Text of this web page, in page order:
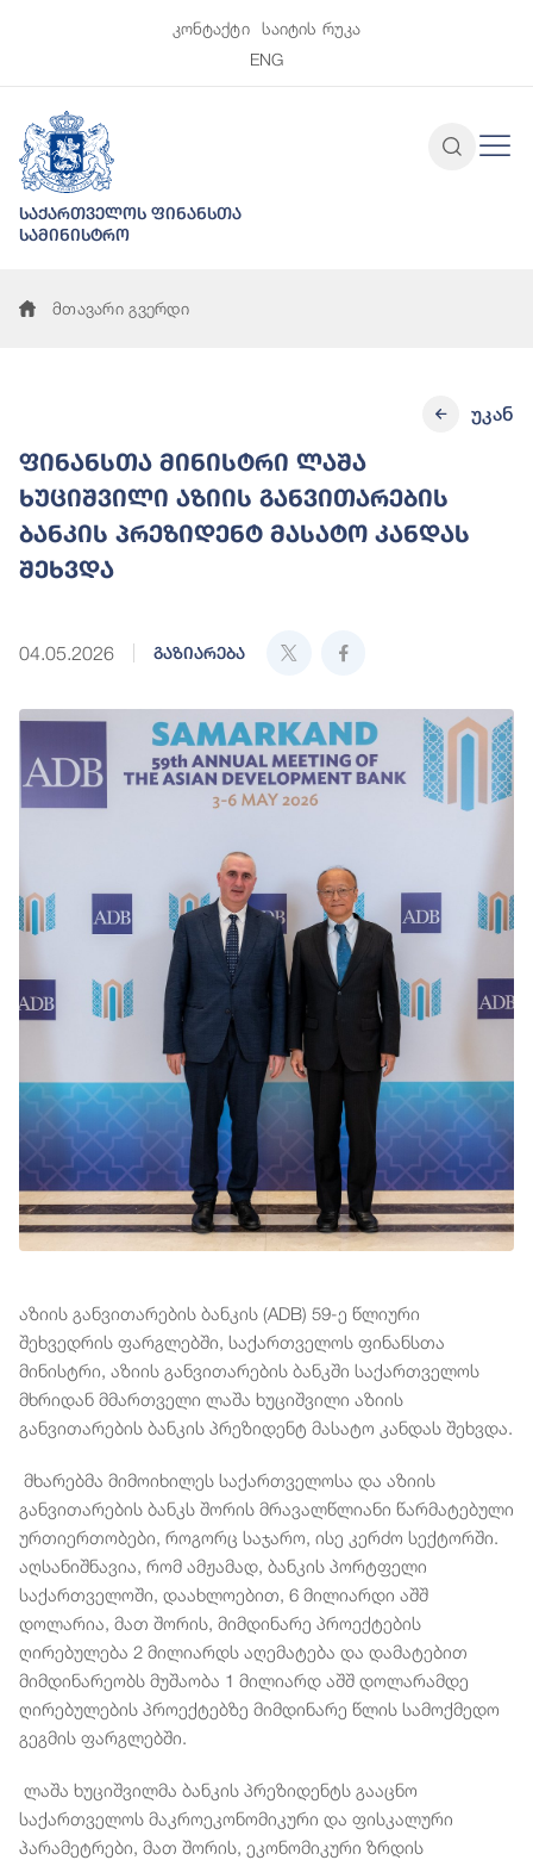
კონტაქტი
საიტის რუკა
ENG
საქართველოს ფინანსთა
სამინისტრო
მთავარი გვერდი
ფინანსთა მინისტრი ლაშა
ხუციშვილი აზიის განვითარების
ბანკის პრეზიდენტ მასატო კანდას
შეხვდა
04.05.2026 გაზიარება
უკან
აზიის განვითარების ბანკის (ADB) 59-ე წლიური
შეხვედრის ფარგლებში, საქართველოს ფინანსთა
მინისტრი, აზიის განვითარების ბანკში საქართველოს
მხრიდან მმართველი ლაშა ხუციშვილი აზიის
განვითარების ბანკის პრეზიდენტ მასატო კანდას შეხვდა.
მხარებმა მიმოიხილეს საქართველოსა და აზიის
განვითარების ბანკს შორის მრავალწლიანი წარმატებული
ურთიერთობები, როგორც საჯარო, ისე კერძო სექტორში.
აღსანიშნავია, რომ ამჟამად, ბანკის პორტფელი
საქართველოში, დაახლოებით, 6 მილიარდი აშშ
დოლარია, მათ შორის, მიმდინარე პროექტების
ღირებულება 2 მილიარდს აღემატება და დამატებით
მიმდინარეობს მუშაობა 1 მილიარდ აშშ დოლარამდე
ღირებულების პროექტებზე მიმდინარე წლის სამოქმედო
გეგმის ფარგლებში.
ლაშა ხუციშვილმა ბანკის პრეზიდენტს გააცნო
საქართველოს მაკროეკონომიკური და ფისკალური
პარამეტრები, მათ შორის, ეკონომიკური ზრდის